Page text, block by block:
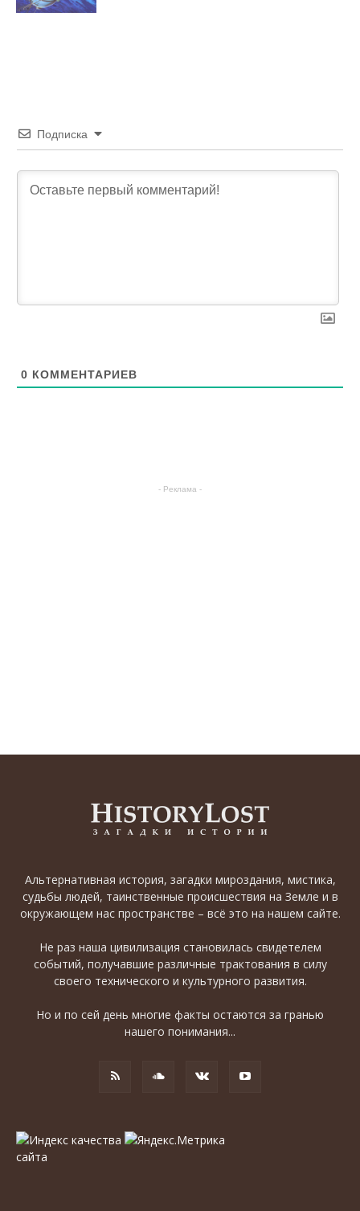
Подписка
0 КОММЕНТАРИЕВ
- Реклама -
Альтернативная история, загадки мироздания, мистика,
судьбы людей, таинственные происшествия на Земле и в
окружающем нас пространстве – всё это на нашем сайте.
Не раз наша цивилизация становилась свидетелем
событий, получавшие различные трактования в силу
своего технического и культурного развития.
Но и по сей день многие факты остаются за гранью
нашего понимания...